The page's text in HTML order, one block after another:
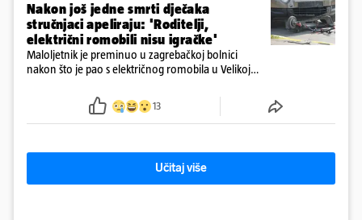
Nakon još jedne smrti dječaka
stručnjaci apeliraju: 'Roditelji,
električni romobili nisu igračke'
Maloljetnik je preminuo u zagrebačkoj bolnici
nakon što je pao s električnog romobila u Velikoj
13
Učitaj više